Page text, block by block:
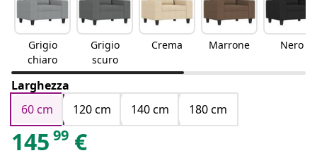
Grigio
chiaro
Grigio
scuro
Crema Marrone Nero
Larghezza
60 cm
120 cm 140 cm 180 cm
145 99 €